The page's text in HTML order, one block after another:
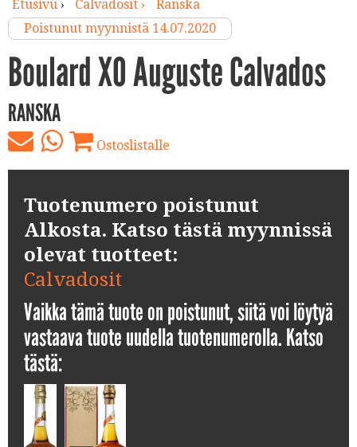
Etusivu› Calvadosit ›
Ranska
Poistunut myynnistä 14.07.2020
Boulard XO Auguste Calvados
RANSKA
Ostoslistalle
Tuotenumero poistunut
Alkosta. Katso tästä myynnissä
olevat tuotteet:
Calvadosit
Vaikka tämä tuote on poistunut, siitä voi löytyä
vastaava tuote uudella tuotenumerolla. Katso
tästä: